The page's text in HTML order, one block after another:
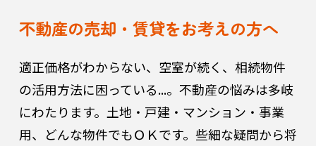
不動産の売却・賃貸をお考えの方へ
適正価格がわからない、空室が続く、相続物件
の活用方法に困っている...。 不動産の悩みは多岐
にわたります。土地・戸建・マンション・事業
用、どんな物件でもＯＫです。些細な疑問から将